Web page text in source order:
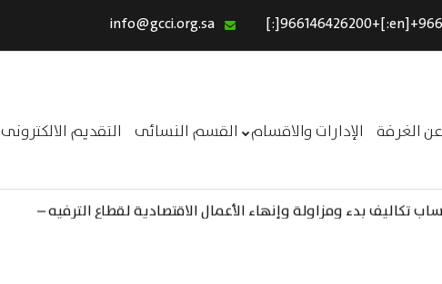
عن الغرفة الإدارات والاقسام القسم النسائى التقديم الالكترونى
الرئيسية
عن الغرفة
القسم النسائى
تكاليف بدء ومزاولة وإنهاء الأعمال الاقتصادية لقطاع الترفيه –